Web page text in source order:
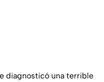
diagnosticó una terrible